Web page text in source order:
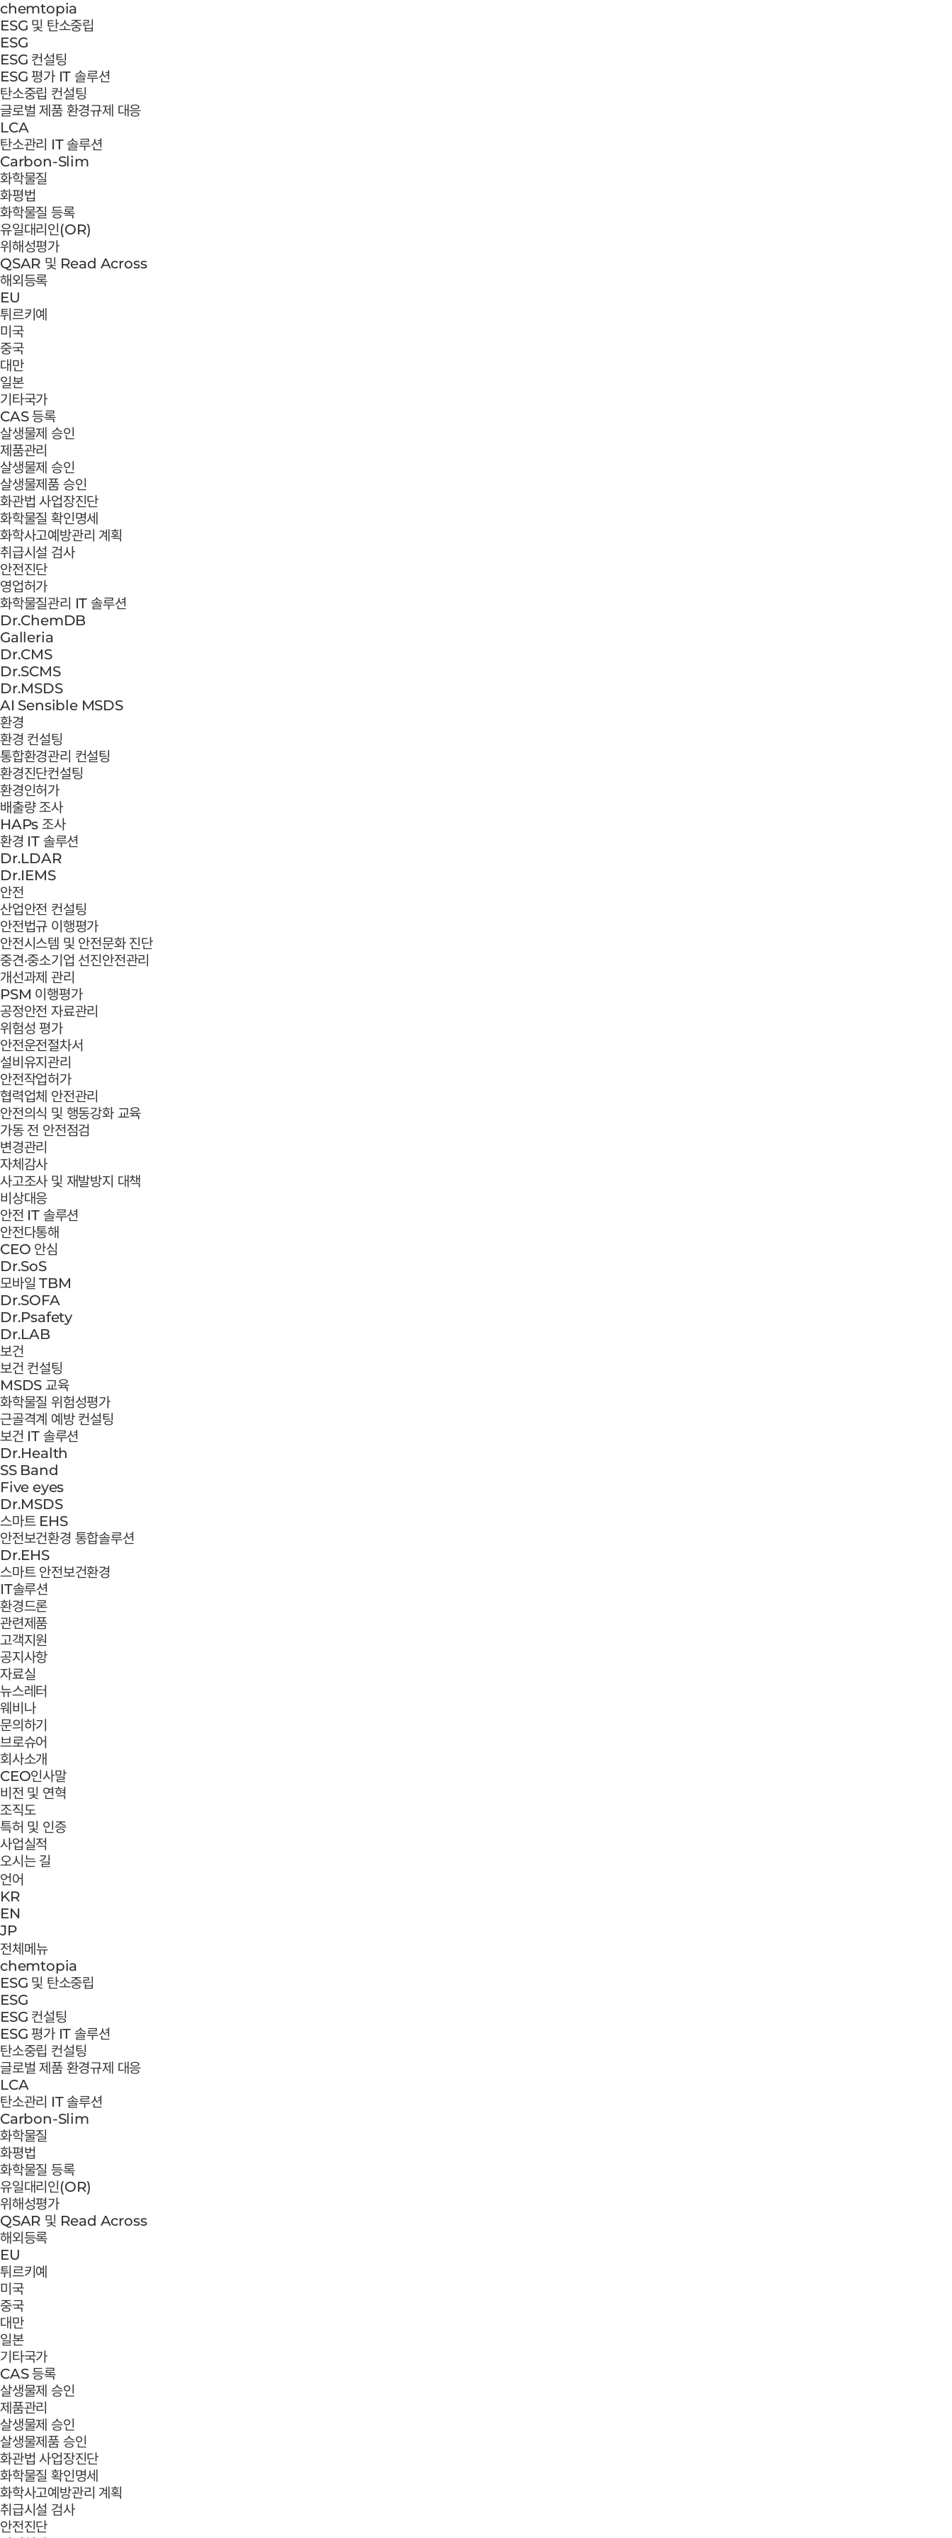
chemtopia
ESG 및 탄소중립
ESG
ESG 컨설팅
ESG 평가 IT 솔루션
탄소중립 컨설팅
글로벌 제품 환경규제 대응
LCA
탄소관리 IT 솔루션
Carbon-Slim
화학물질
화평법
화학물질 등록
유일대리인(OR)
위해성평가
QSAR 및 Read Across
해외등록
EU
튀르키예
미국
중국
대만
일본
기타국가
CAS 등록
살생물제 승인
제품관리
살생물제 승인
살생물제품 승인
화관법 사업장진단
화학물질 확인명세
화학사고예방관리 계획
취급시설 검사
안전진단
영업허가
화학물질관리 IT 솔루션
Dr.ChemDB
Galleria
Dr.CMS
Dr.SCMS
Dr.MSDS
AI Sensible MSDS
환경
환경 컨설팅
통합환경관리 컨설팅
환경진단컨설팅
환경인허가
배출량 조사
HAPs 조사
환경 IT 솔루션
Dr.LDAR
Dr.IEMS
안전
산업안전 컨설팅
안전법규 이행평가
안전시스템 및 안전문화 진단
중견·중소기업 선진안전관리
개선과제 관리
PSM 이행평가
공정안전 자료관리
위험성 평가
안전운전절차서
설비유지관리
안전작업허가
협력업체 안전관리
안전의식 및 행동강화 교육
가동 전 안전점검
변경관리
자체감사
사고조사 및 재발방지 대책
비상대응
안전 IT 솔루션
안전다통해
CEO 안심
Dr.SoS
모바일 TBM
Dr.SOFA
Dr.Psafety
Dr.LAB
보건
보건 컨설팅
MSDS 교육
화학물질 위험성평가
근골격계 예방 컨설팅
보건 IT 솔루션
Dr.Health
SS Band
Five eyes
Dr.MSDS
스마트 EHS
안전보건환경 통합솔루션
Dr.EHS
스마트 안전보건환경
IT솔루션
환경드론
관련제품
고객지원
공지사항
자료실
뉴스레터
웨비나
문의하기
브로슈어
회사소개
CEO인사말
비전 및 연혁
조직도
특허 및 인증
사업실적
오시는 길
언어
KR
EN
JP
전체메뉴
chemtopia
ESG 및 탄소중립
ESG
ESG 컨설팅
ESG 평가 IT 솔루션
탄소중립 컨설팅
글로벌 제품 환경규제 대응
LCA
탄소관리 IT 솔루션
Carbon-Slim
화학물질
화평법
화학물질 등록
유일대리인(OR)
위해성평가
QSAR 및 Read Across
해외등록
EU
튀르키예
미국
중국
대만
일본
기타국가
CAS 등록
살생물제 승인
제품관리
살생물제 승인
살생물제품 승인
화관법 사업장진단
화학물질 확인명세
화학사고예방관리 계획
취급시설 검사
안전진단